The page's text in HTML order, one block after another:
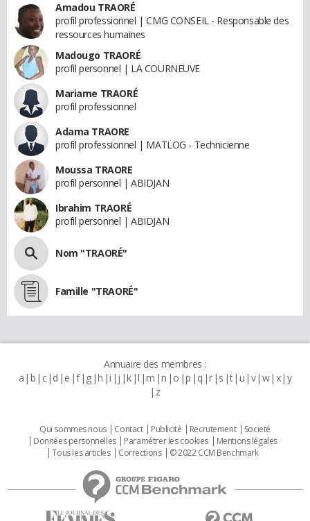
Amadou TRAORÉ
profil professionnel | CMG CONSEIL - Responsable des
ressources humaines
Madougo TRAORÉ
profil personnel | LA COURNEUVE
Mariame TRAORÉ
profil professionnel
Adama TRAORE
profil professionnel | MATLOG - Technicienne
Moussa TRAORE
profil personnel | ABIDJAN
Ibrahim TRAORÉ
profil personnel | ABIDJAN
Nom "TRAORÉ"
Famille "TRAORÉ"
Annuaire des membres :
a b c d e f g h i j k l m n o p q r s t u v w x y
z
Qui sommes nous Contact Publicité Recrutement
Societé
Données personnelles
Paramétrer les cookies
Mentions légales
Tous les articles
Corrections © 2022 CCM Benchmark